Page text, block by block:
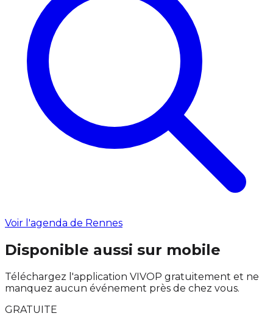
Voir l'agenda de Rennes
Disponible aussi sur mobile
Téléchargez l'application VIVOP gratuitement et ne
manquez aucun événement près de chez vous.
GRATUITE